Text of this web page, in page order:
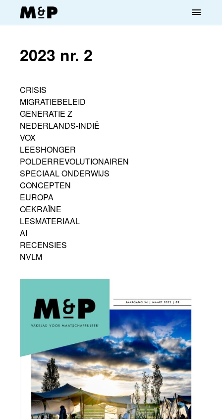
menu
2023 nr. 2
CRISIS
MIGRATIEBELEID
GENERATIE Z
NEDERLANDS-INDIË
VOX
LEESHONGER
POLDERREVOLUTIONAIREN
SPECIAAL ONDERWIJS
CONCEPTEN
EUROPA
OEKRAÏNE
LESMATERIAAL
AI
RECENSIES
NVLM